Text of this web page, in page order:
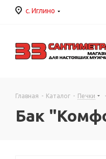
с. Иглино
Главная - Каталог - Печки -
Бак